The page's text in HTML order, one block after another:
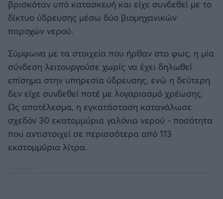
βρισκόταν υπό κατασκευή και είχε συνδεθεί με το
δίκτυο ύδρευσης μέσω δύο βιομηχανικών
παροχών νερού.
Σύμφωνα με τα στοιχεία που ήρθαν στο φως, η μία
σύνδεση λειτουργούσε χωρίς να έχει δηλωθεί
επίσημα στην υπηρεσία ύδρευσης, ενώ η δεύτερη
δεν είχε συνδεθεί ποτέ με λογαριασμό χρέωσης.
Ως αποτέλεσμα, η εγκατάσταση κατανάλωσε
σχεδόν 30 εκατομμύρια γαλόνια νερού - ποσότητα
που αντιστοιχεί σε περισσότερα από 113
εκατομμύρια λίτρα.